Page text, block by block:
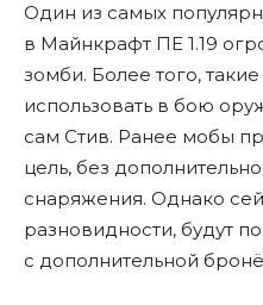
Один из самых
в Майнкрафт ПЕ 1.19
зомби. Более того,
использовать в бою
сам Стив. Ранее мобы
цель, без
снаряжения. Однако
разновидности, будут
с дополнительной